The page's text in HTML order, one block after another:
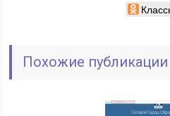
Похожие публикации